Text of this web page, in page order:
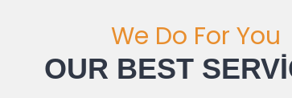
We Do For You
OUR BEST